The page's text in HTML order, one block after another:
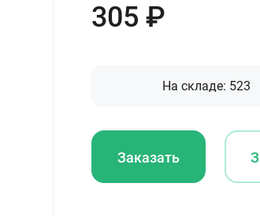
305 ₽
На складе: 523
Заказать